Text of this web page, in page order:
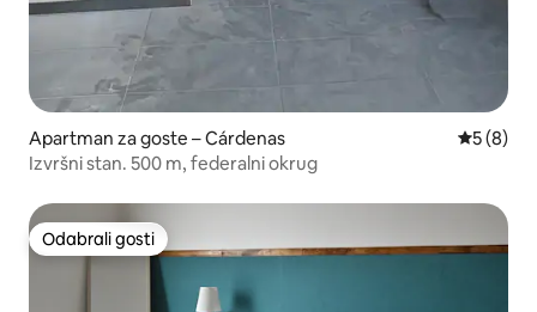
Apartman za goste – Cárdenas
5 (8)
Izvršni stan. 500 m, federalni okrug
Odabrali gosti
Odabrali gosti